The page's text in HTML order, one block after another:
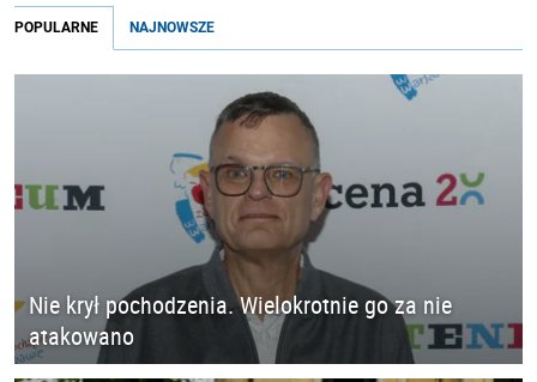
POPULARNE NAJNOWSZE
Nie krył pochodzenia. Wielokrotnie go za nie
atakowano